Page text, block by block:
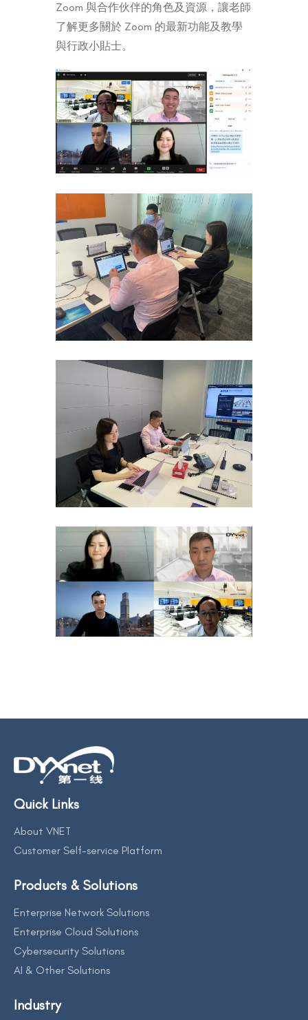
Zoom 與合作伙伴的角色及資源，讓老師
了解更多關於 Zoom 的最新功能及教學
與行政小貼士。
Quick Links
About VNET
Customer Self-service Platform
Products & Solutions
Enterprise Network Solutions
Enterprise Cloud Solutions
Cybersecurity Solutions
AI & Other Solutions
Industry